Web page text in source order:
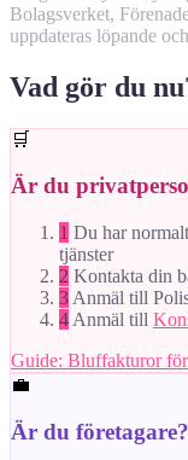
Bolagsverket,
uppdateras löpande
Vad gör du
🛒
Är du
1 Du har
tjänster
2 Kontakta din
3 Anmäl till
4 Anmäl till
Guide: Bluffakturor
💼
Är du företagare?